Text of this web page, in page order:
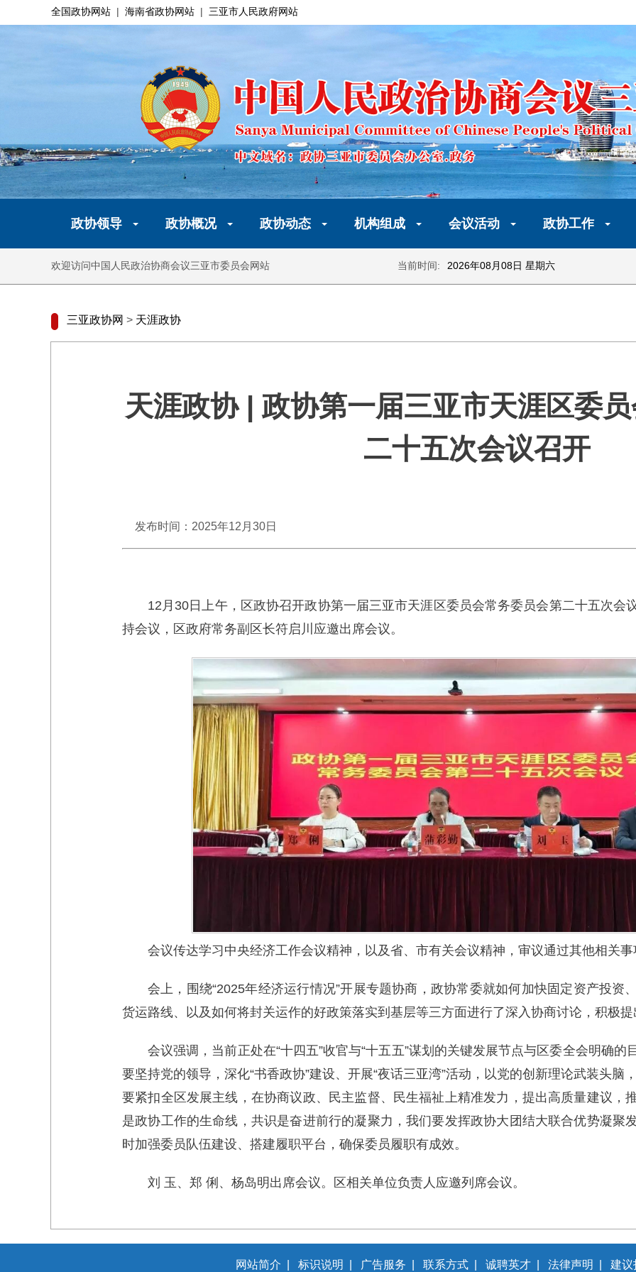
全国政协网站 | 海南省政协网站 | 三亚市人民政府网站
政协领导 政协概况 政协动态 机构组成 会议活动 政协工作
欢迎访问中国人民政治协商会议三亚市委员会网站 当前时间: 2026年08月08日 星期六
三亚政协网 > 天涯政协
天涯政协 | 政协第一届三亚市天涯区委
二十五次会议召开
发布时间：2025年12月30日
12月30日上午，区政协召开政协第一届三亚市天涯区委员会常务委员会第二十五次会
持会议，区政府常务副区长符启川应邀出席会议。
会议传达学习中央经济工作会议精神，以及省、市有关会议精神，审议通过其他相关事
会上，围绕“2025年经济运行情况”开展专题协商，政协常委就如何加快固定资产投资
货运路线、以及如何将封关运作的好政策落实到基层等三方面进行了深入协商讨论，积极
会议强调，当前正处在“十四五”收官与“十五五”谋划的关键发展节点与区委全会明确
要坚持党的领导，深化“书香政协”建设、开展“夜话三亚湾”活动，以党的创新理论武装头脑
要紧扣全区发展主线，在协商议政、民主监督、民生福祉上精准发力，提出高质量建议，
是政协工作的生命线，共识是奋进前行的凝聚力，我们要发挥政协大团结大联合优势凝聚
时加强委员队伍建设、搭建履职平台，确保委员履职有成效。
刘 玉、郑 俐、杨岛明出席会议。区相关单位负责人应邀列席会议。
网站简介 标识说明 广告服务 联系方式 诚聘英才 法律声明 建议